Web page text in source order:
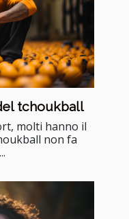
tchoukball
molti hanno il
non fa